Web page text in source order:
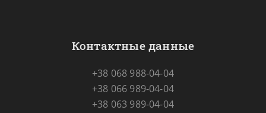
Контактные данные
+38 068 988-04-04
+38 066 989-04-04
+38 063 989-04-04